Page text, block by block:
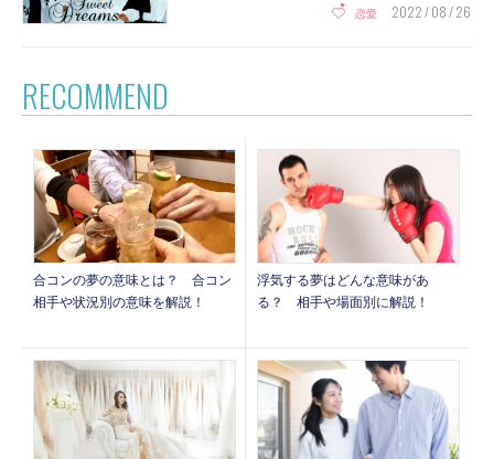
恋愛 2022 / 08 / 26
RECOMMEND
合コンの夢の意味とは？ 合コン
相手や状況別の意味を解説！
浮気する夢はどんな意味があ
る？ 相手や場面別に解説！